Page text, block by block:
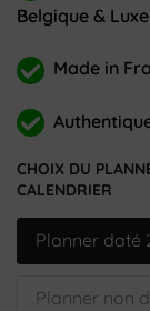
Belgique &
Made in
CHOIX DU
CALENDRIER
Planner daté
Planner non